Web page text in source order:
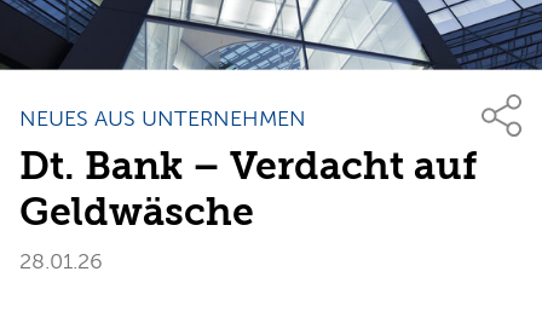
NEUES AUS UNTERNEHMEN
Dt. Bank – Verdacht auf
Geldwäsche
28.01.26
Anmelden